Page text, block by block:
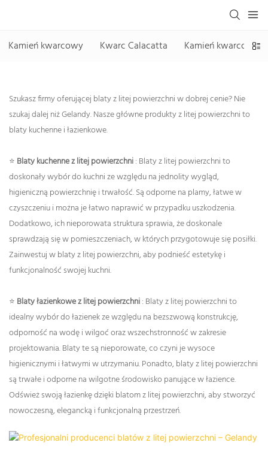
Kamień kwarcowy Kwarc Calacatta Kamień kwarcowy
Szukasz firmy oferującej blaty z litej powierzchni w dobrej cenie? Nie
szukaj dalej niż Gelandy. Nasze główne produkty z litej powierzchni to
blaty kuchenne i łazienkowe.
⭐ Blaty kuchenne z litej powierzchni: Blaty z litej powierzchni to
doskonały wybór do kuchni ze względu na jednolity wygląd,
higieniczną powierzchnię i trwałość. Są odporne na plamy, łatwe w
czyszczeniu i można je łatwo naprawić w przypadku uszkodzenia.
Dodatkowo, ich nieporowata struktura sprawia, że ​​doskonale
sprawdzają się w pomieszczeniach, w których przygotowuje się posiłki.
Zainwestuj w blaty z litej powierzchni, aby podnieść estetykę i
funkcjonalność swojej kuchni.
⭐ Blaty łazienkowe z litej powierzchni: Blaty z litej powierzchni to
idealny wybór do łazienek ze względu na bezszwową konstrukcję,
odporność na wodę i wilgoć oraz wszechstronność w zakresie
projektowania. Blaty te są nieporowate, co czyni je wysoce
higienicznymi i łatwymi w utrzymaniu. Ponadto, blaty z litej powierzchni
są trwałe i odporne na wilgotne środowisko panujące w łazience.
Odśwież swoją łazienkę dzięki blatom z litej powierzchni, aby stworzyć
nowoczesną, elegancką i funkcjonalną przestrzeń.